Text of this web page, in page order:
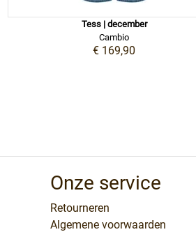
Tess | december
Cambio
€ 169,90
Onze service
Retourneren
Algemene voorwaarden